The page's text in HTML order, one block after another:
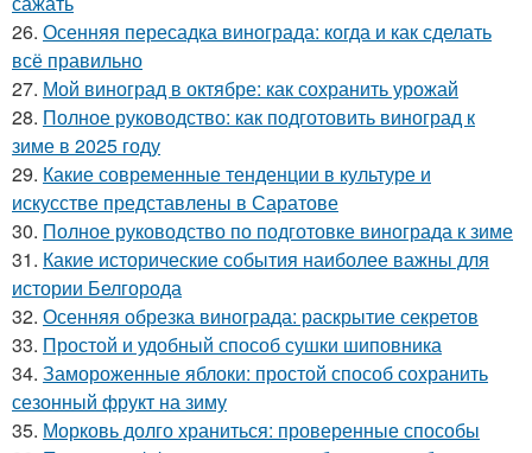
26. Осенняя пересадка винограда: когда и как сделать
всё правильно
27. Мой виноград в октябре: как сохранить урожай
28. Полное руководство: как подготовить виноград к
зиме в 2025 году
29. Какие современные тенденции в культуре и
искусстве представлены в Саратове
30. Полное руководство по подготовке винограда к зиме
31. Какие исторические события наиболее важны для
истории Белгорода
32. Осенняя обрезка винограда: раскрытие секретов
33. Простой и удобный способ сушки шиповника
34. Замороженные яблоки: простой способ сохранить
сезонный фрукт на зиму
35. Морковь долго храниться: проверенные способы